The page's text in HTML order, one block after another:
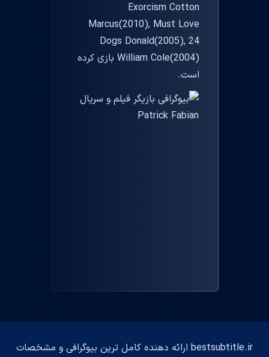
Exorcism Cotton
Marcus(2010), Must Love
Dogs Donald(2005), 24
William Cole(2004) بازی کرده
است.
bestsubtitle.ir ارائه دهنده کامل ترین بیوگرافی و مشخصات